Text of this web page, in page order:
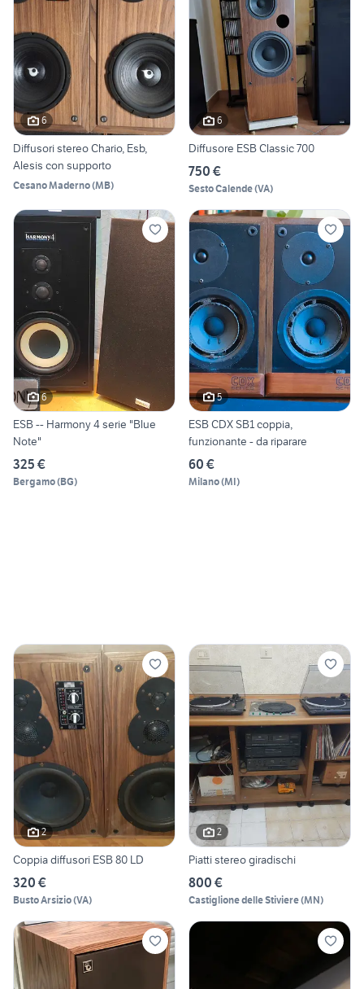
6
Diffusori stereo Chario, Esb,
Alesis con supporto
Cesano Maderno(MB)
6
Diffusore ESB Classic 700
750 €
Sesto Calende(VA)
6
ESB -- Harmony 4 serie "Blue
Note"
325 €
Bergamo(BG)
5
ESB CDX SB1 coppia,
funzionante - da riparare
60 €
Milano(MI)
2
Coppia diffusori ESB 80 LD
320 €
Busto Arsizio(VA)
2
Piatti stereo giradischi
800 €
Castiglione delle Stiviere(MN)